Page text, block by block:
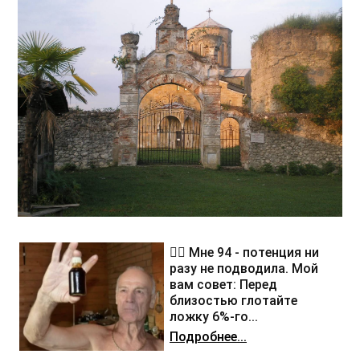
❤️‍🔥 Мне 94 - потенция ни
разу не подводила. Мой
вам совет: Перед
близостью глотайте
ложку 6%-го...
Подробнее...